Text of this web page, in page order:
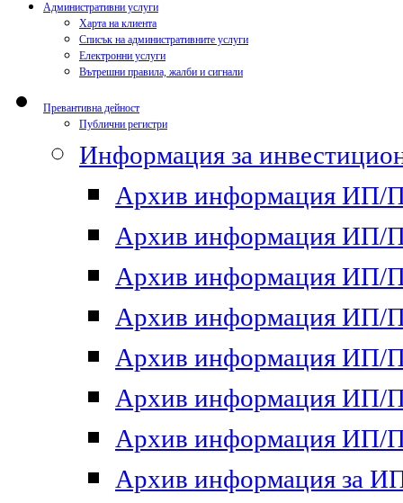
Административни услуги
Харта на клиента
Списък на административните услуги
Електронни услуги
Вътрешни правила, жалби и сигнали
Превантивна дейност
Публични регистри
Информация за
Архив информация ИП/
Архив информация ИП/
Архив информация ИП/
Архив информация ИП/
Архив информация ИП/
Архив информация ИП/
Архив информация ИП/
Архив информация за